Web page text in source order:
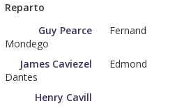
Reparto
Guy Pearce
Fernand
Mondego
James Caviezel
Edmond
Dantes
Henry Cavill